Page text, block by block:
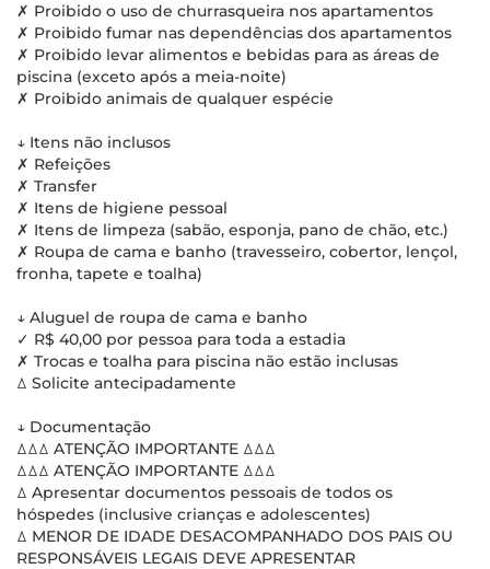
✗ Proibido o uso de churrasqueira nos apartamentos
✗ Proibido fumar nas dependências dos apartamentos
✗ Proibido levar alimentos e bebidas para as áreas de
piscina (exceto após a meia-noite)
✗ Proibido animais de qualquer espécie
↓ Itens não inclusos
✗ Refeições
✗ Transfer
✗ Itens de higiene pessoal
✗ Itens de limpeza (sabão, esponja, pano de chão, etc.)
✗ Roupa de cama e banho (travesseiro, cobertor, lençol,
fronha, tapete e toalha)
↓ Aluguel de roupa de cama e banho
✓ R$ 40,00 por pessoa para toda a estadia
✗ Trocas e toalha para piscina não estão inclusas
ꕔ Solicite antecipadamente
↓ Documentação
ꕔꕔꕔ ATENÇÃO IMPORTANTE ꕔꕔꕔ
ꕔꕔꕔ ATENÇÃO IMPORTANTE ꕔꕔꕔ
ꕔ Apresentar documentos pessoais de todos os
hóspedes (inclusive crianças e adolescentes)
ꕔ MENOR DE IDADE DESACOMPANHADO DOS PAIS OU
RESPONSÁVEIS LEGAIS DEVE APRESENTAR